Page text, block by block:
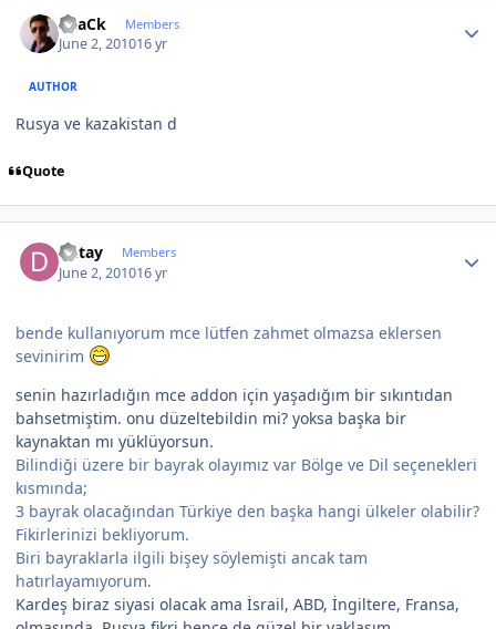
BLaCk Members
June 2, 201016 yr
AUTHOR
Rusya ve kazakistan d
Quote
Detay Members
June 2, 201016 yr
bende kullanıyorum mce lütfen zahmet olmazsa eklersen
sevinirim
senin hazırladığın mce addon için yaşadığım bir sıkıntıdan
bahsetmiştim. onu düzeltebildin mi? yoksa başka bir
kaynaktan mı yüklüyorsun.
Bilindiği üzere bir bayrak olayımız var Bölge ve Dil seçenekleri
kısmında;
3 bayrak olacağından Türkiye den başka hangi ülkeler olabilir?
Fikirlerinizi bekliyorum.
Biri bayraklarla ilgili bişey söylemişti ancak tam
hatırlayamıyorum.
Kardeş biraz siyasi olacak ama İsrail, ABD, İngiltere, Fransa,